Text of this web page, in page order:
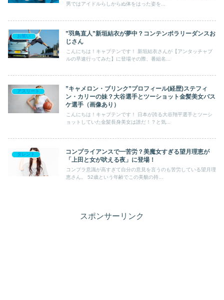
男ではアイドルらしからぬ体をはった姿を...
お笑い
”羽鳥直人”新垣結衣が夢中？コンテンポラリーダンスお
じさん
こんにちは！キャプテンです！ 新垣結衣さんが【アンタッチャブ
ルの早速行ってみた】に登場その際、番組名...
アスリート
”キャメロン・ブリンク”プロフィール(経歴)ステフィ
ン・カリーの妹？大谷選手とツーショット金髪美女バス
ケ選手（画像あり）
こんにちは！キャプテンです！ 日本が誇る大谷翔平選手とツーシ
ョットしていた金髪長身美女は誰だ！？と気...
タレント
コンプライアンスで一苦労？美魔女すぎる望月理恵が
「上田と女が吠える夜」に登場！
コンプラ意識が高すぎて自分の意見を言うのも苦労している望月理
恵さん。 52歳という年齢でこの美貌の持...
スポンサーリンク